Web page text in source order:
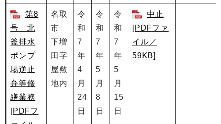
第8
号 北
釜排水
ポンプ
場逆止
弁等修
繕業務
[PDFフ
名取
市
下増
田字
屋敷
地内
令
和
7
年
4
月
24
日
令
和
7
年
5
月
8
日
令
和
7
年
5
月
15
日
中止
[PDFファ
イル／
59KB]